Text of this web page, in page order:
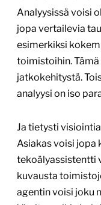
Analyysissä voisi
jopa vertailevia
esimerkiksi
toimistoihin.
jatkokehitystä.
analyysi on iso
Ja tietysti
Asiakas voisi jopa
tekoälyassistentti
kuvausta
agentin voisi joku